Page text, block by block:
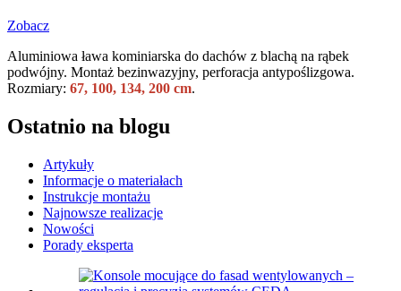
Zobacz
Aluminiowa ława kominiarska do dachów z blachą na rąbek
podwójny. Montaż bezinwazyjny, perforacja antypoślizgowa.
Rozmiary: 67, 100, 134, 200 cm.
Ostatnio na blogu
Artykuły
Informacje o materiałach
Instrukcje montażu
Najnowsze realizacje
Nowości
Porady eksperta